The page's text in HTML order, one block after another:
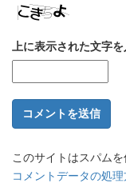
上に表示された文字
このサイトはスパム
コメントデータの処